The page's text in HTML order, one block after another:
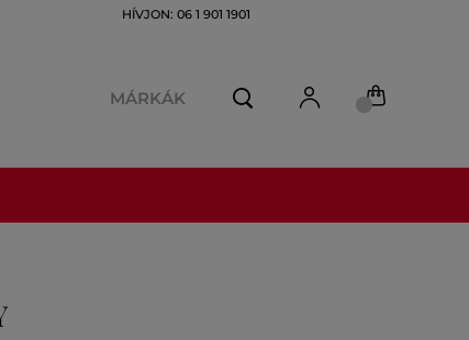
HÍVJON: 06 1 901 1901
MÁRKÁK